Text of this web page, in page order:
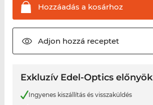
Hozzáadás a kosárhoz
Adjon hozzá receptet
Exkluzív Edel-Optics előnyök
Ingyenes kiszállítás és visszaküldés